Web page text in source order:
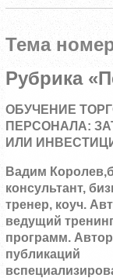
Тема
Рубрика
ОБУЧЕНИЕ
ПЕРСОНАЛА:
ИЛИ
Вадим Королев,
консультант,
тренер, коуч.
ведущий
программ.
публикаций